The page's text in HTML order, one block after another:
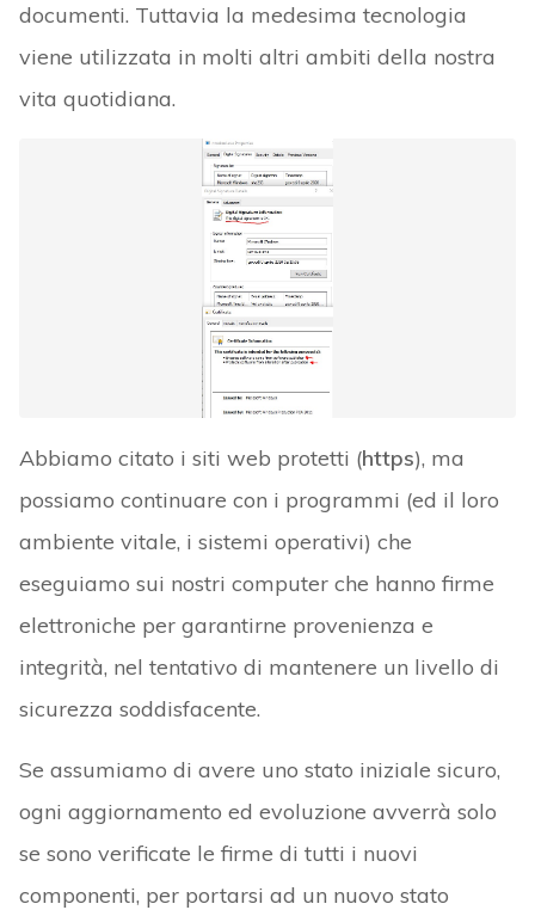
documenti. Tuttavia la medesima tecnologia
viene utilizzata in molti altri ambiti della nostra
vita quotidiana.
Abbiamo citato i siti web protetti (https), ma
possiamo continuare con i programmi (ed il loro
ambiente vitale, i sistemi operativi) che
eseguiamo sui nostri computer che hanno firme
elettroniche per garantirne provenienza e
integrità, nel tentativo di mantenere un livello di
sicurezza soddisfacente.
Se assumiamo di avere uno stato iniziale sicuro,
ogni aggiornamento ed evoluzione avverrà solo
se sono verificate le firme di tutti i nuovi
componenti, per portarsi ad un nuovo stato